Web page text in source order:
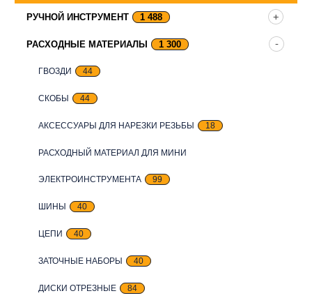
РУЧНОЙ ИНСТРУМЕНТ 1 488
РАСХОДНЫЕ МАТЕРИАЛЫ 1 300
ГВОЗДИ 44
СКОБЫ 44
АКСЕССУАРЫ ДЛЯ НАРЕЗКИ РЕЗЬБЫ 18
РАСХОДНЫЙ МАТЕРИАЛ ДЛЯ МИНИ
ЭЛЕКТРОИНСТРУМЕНТА 99
ШИНЫ 40
ЦЕПИ 40
ЗАТОЧНЫЕ НАБОРЫ 40
ДИСКИ ОТРЕЗНЫЕ 84